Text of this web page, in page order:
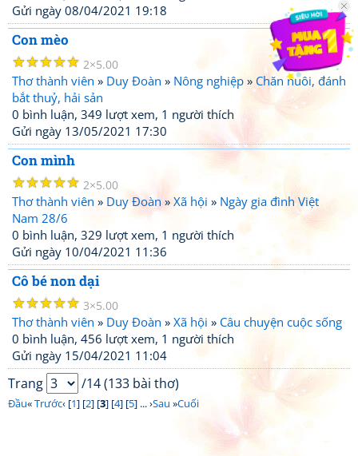
Gửi ngày 08/04/2021 19:18
Con mèo
☆
☆
☆
☆
☆ 2 5.00
Thơ thành viên » Duy Đoàn » Nông nghiệp » Chăn nuôi, đánh
bắt thuỷ, hải sản
0 bình luận, 349 lượt xem, 1 người thích
Gửi ngày 13/05/2021 17:30
Con mình
☆
☆
☆
☆
☆ 2 5.00
Thơ thành viên » Duy Đoàn » Xã hội » Ngày gia đình Việt
Nam 28/6
0 bình luận, 329 lượt xem, 1 người thích
Gửi ngày 10/04/2021 11:36
Cô bé non dại
☆
☆
☆
☆
☆ 3 5.00
Thơ thành viên » Duy Đoàn » Xã hội » Câu chuyện cuộc sống
0 bình luận, 456 lượt xem, 1 người thích
Gửi ngày 15/04/2021 11:04
Trang /14 (133 bài thơ)
Đầu«Trước‹ [1] [2] [3] [4] [5] ... ›Sau »Cuối